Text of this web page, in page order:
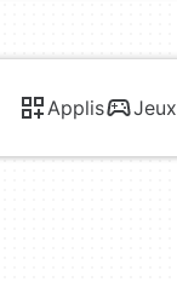
Applis Jeux